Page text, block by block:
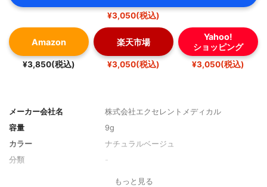
¥3,050(税込)
Amazon
¥3,850(税込)
楽天市場
¥3,050(税込)
Yahoo!
ショッピング
¥3,050(税込)
メーカー会社名
株式会社エクセレントメディカル
容量
9g
カラー
ナチュラルベージュ
分類
もっと見る